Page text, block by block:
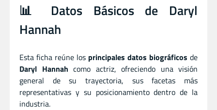
📊 Datos Básicos de Daryl
Hannah
Esta ficha reúne los principales datos biográficos de
Daryl Hannah como actriz, ofreciendo una visión
general de su trayectoria, sus facetas más
representativas y su posicionamiento dentro de la
industria.